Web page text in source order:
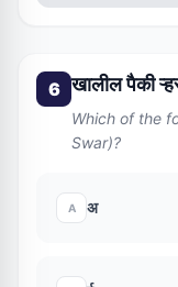
6 खालील पैकी
Which of the
Swar)?
A अ